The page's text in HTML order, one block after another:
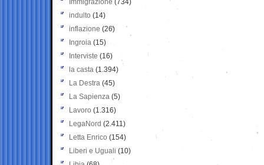
Immigrazione (734)
indulto (14)
inflazione (26)
Ingroia (15)
Interviste (16)
la casta (1.394)
La Destra (45)
La Sapienza (5)
Lavoro (1.316)
LegaNord (2.411)
Letta Enrico (154)
Liberi e Uguali (10)